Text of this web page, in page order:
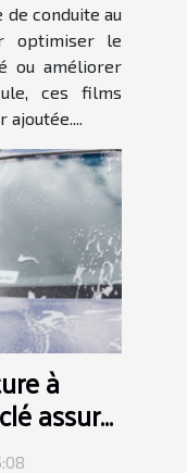
conduite au
optimiser le
ou améliorer
ces films
à
assuré